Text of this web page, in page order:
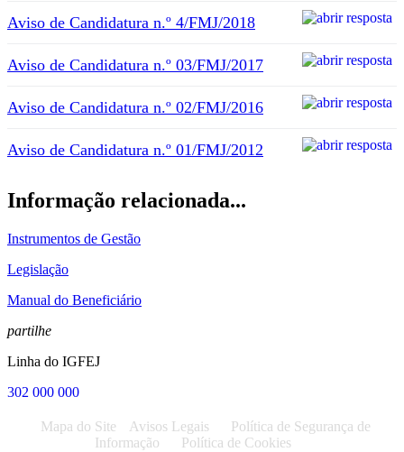
Aviso de Candidatura n.º 4/FMJ/2018
Aviso de Candidatura n.º 03/FMJ/2017
Aviso de Candidatura n.º 02/FMJ/2016
Aviso de Candidatura n.º 01/FMJ/2012
Informação relacionada...
Instrumentos de Gestão
Legislação
Manual do Beneficiário
partilhe
Linha do IGFEJ
302 000 000
Mapa do Site Avisos Legais
Política de Segurança de
Informação
Política de Cookies